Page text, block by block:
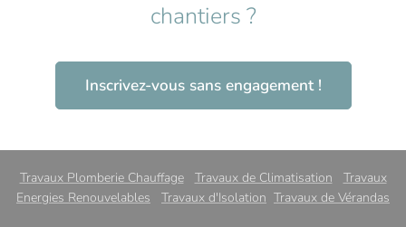
chantiers ?
Inscrivez-vous sans engagement !
Travaux Plomberie Chauffage Travaux de Climatisation
Travaux
Energies Renouvelables
Travaux d'Isolation Travaux de Vérandas